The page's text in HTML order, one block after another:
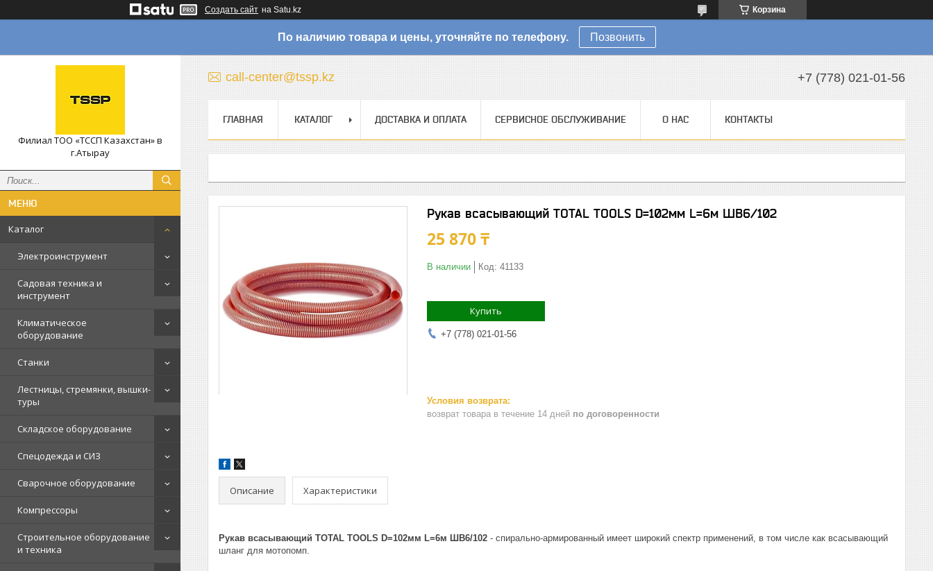
Создать сайт на Satu.kz Корзина
По наличию товара и цены, уточняйте по телефону. Позвонить
Филиал ТОО «ТССП Казахстан» в
г.Атырау
Каталог
Электроинструмент
Садовая техника и
инструмент
Климатическое
оборудование
Станки
Лестницы, стремянки, вышки-
туры
Складское оборудование
Спецодежда и СИЗ
Сварочное оборудование
Компрессоры
Строительное оборудование
и техника
call-center@tssp.kz +7 (778) 021-01-56
ГЛАВНАЯ КАТАЛОГ ДОСТАВКА И ОПЛАТА СЕРВИСНОЕ ОБСЛУЖИВАНИЕ О НАС КОНТАКТЫ
Рукав всасывающий TOTAL TOOLS D=102мм L=6м ШВ6/102
25 870 ₸
В наличии Код: 41133
Купить
+7 (778) 021-01-56
возврат товара в течение 14 дней по договоренности
Описание Характеристики
Рукав всасывающий TOTAL TOOLS D=102мм L=6м ШВ6/102 - спирально-армированный имеет широкий спектр применений, в том числе как всасывающий
шланг для мотопомп.